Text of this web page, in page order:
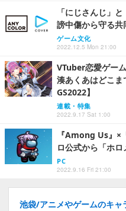
「にじさんじ」
謗中傷から守る共
ゲーム文化
2022.12.5 Mon 21:00
VTuber恋愛ゲー
湊あくあはどこ
GS2022】
連載・特集
2022.9.17 Sat 1:00
『Among Us』×
ロ公式から「ホ
PC
2022.9.16 Fri 21:00
池袋/アニメやゲームのキ